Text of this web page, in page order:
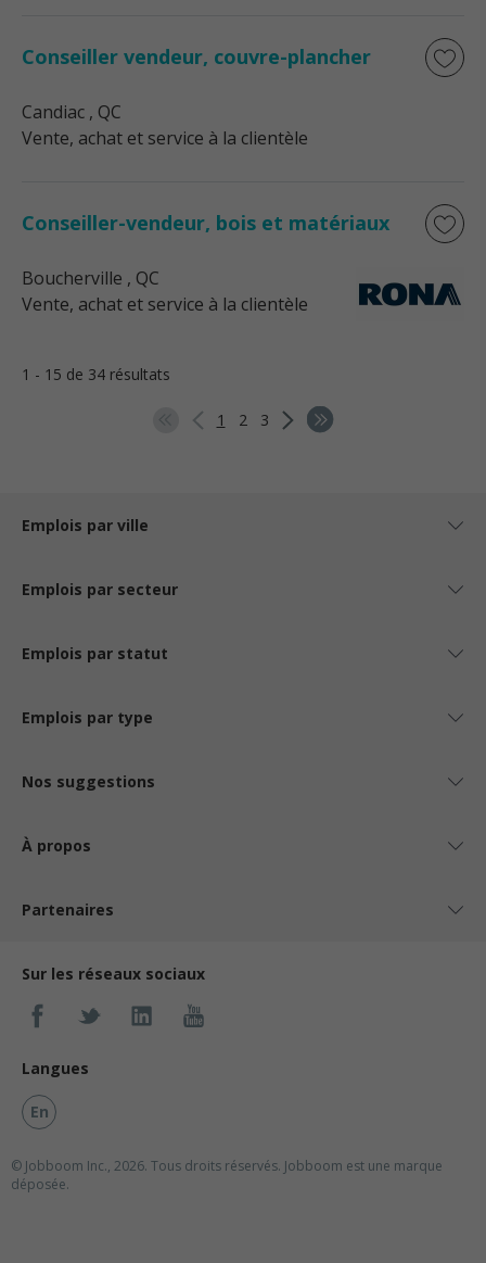
Conseiller vendeur, couvre-plancher
Candiac , QC
Vente, achat et service à la clientèle
Conseiller-vendeur, bois et matériaux
Boucherville , QC
Vente, achat et service à la clientèle
1 - 15 de 34 résultats
1 2 3
Emplois par ville
Emplois par secteur
Emplois par statut
Emplois par type
Nos suggestions
À propos
Partenaires
Sur les réseaux sociaux
Langues
En
© Jobboom Inc., 2026. Tous droits réservés. Jobboom est une marque
déposée.